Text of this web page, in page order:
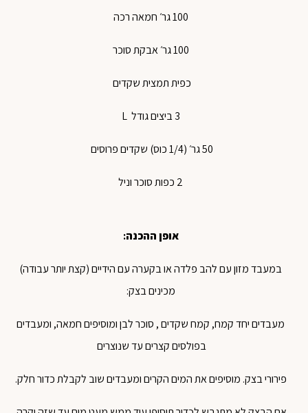
100 גר׳ חמאה רכה
100 גר׳ אבקת סוכר
כפית תמצית שקדים
3 ביצים גודל L
50 גר׳ (1/4 כוס) שקדים פרוסים
2 כפות סוכר וניל
אופן ההכנה:
במעבד מזון עם להב פלדה או בקערה עם הידיים (קצת יותר עבודה)
מכינים בצק:
מעבדים יחד קמח, קמח שקדים , סוכר לבן ומוסיפים חמאה, ומעבדים
בפולסים קצרים עד שנוצרים
פירורי בצק. מוסיפים את המים הקרים ומעבדים שוב לקבלת כדור חלק.